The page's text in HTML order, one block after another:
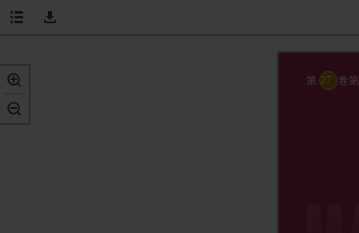
第 卷
27